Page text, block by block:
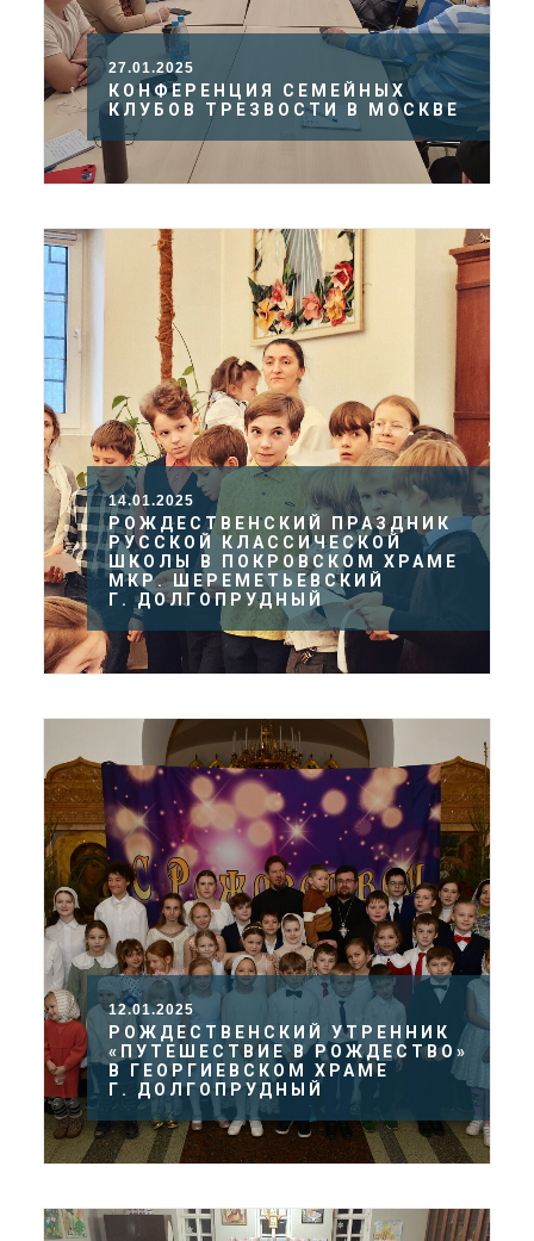
27.01.2025
КОНФЕРЕНЦИЯ СЕМЕЙНЫХ
КЛУБОВ ТРЕЗВОСТИ В МОСКВЕ
14.01.2025
РОЖДЕСТВЕНСКИЙ ПРАЗДНИК
РУССКОЙ КЛАССИЧЕСКОЙ
ШКОЛЫ В ПОКРОВСКОМ ХРАМЕ
МКР. ШЕРЕМЕТЬЕВСКИЙ
Г. ДОЛГОПРУДНЫЙ
12.01.2025
РОЖДЕСТВЕНСКИЙ УТРЕННИК
«ПУТЕШЕСТВИЕ В РОЖДЕСТВО»
В ГЕОРГИЕВСКОМ ХРАМЕ
Г. ДОЛГОПРУДНЫЙ